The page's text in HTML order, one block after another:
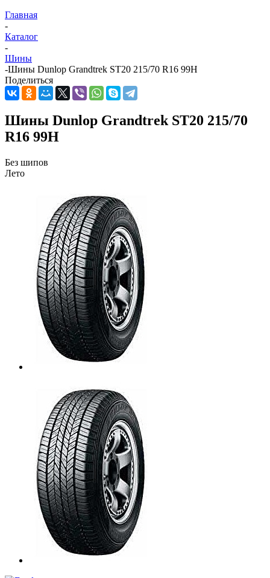
Главная
-
Каталог
-
Шины
-Шины Dunlop Grandtrek ST20 215/70 R16 99H
Поделиться
Шины Dunlop Grandtrek ST20 215/70
R16 99H
Без шипов
Лето